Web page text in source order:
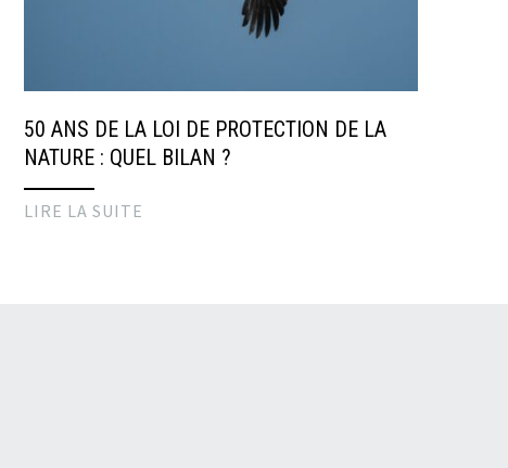
50 ANS DE LA LOI DE PROTECTION DE LA
NATURE : QUEL BILAN ?
LIRE LA SUITE